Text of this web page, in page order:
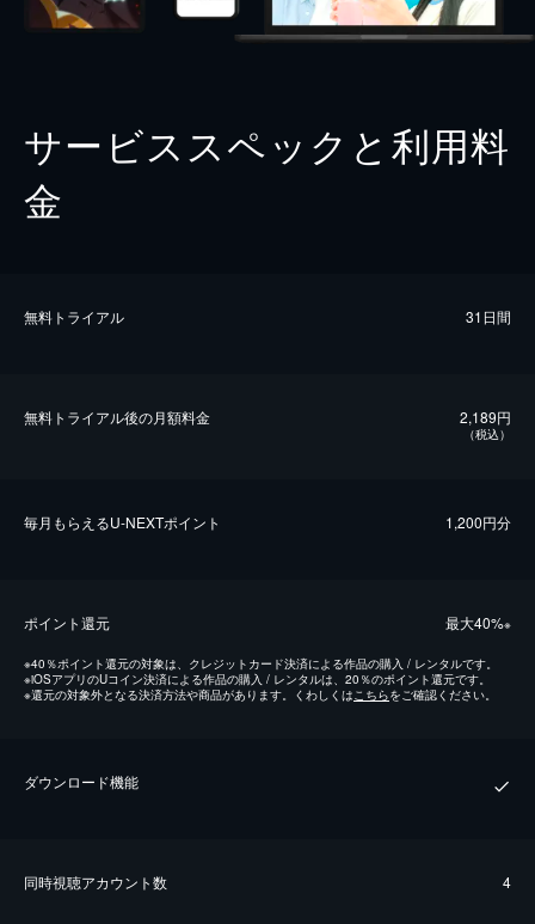
サービススペックと利用料
金
無料トライアル 31日間
無料トライアル後の⽉額料金 2,189円
（税込）
毎⽉もらえるU-NEXTポイント 1,200円分
ポイント還元 最⼤40%※
※40％ポイント還元の対象は、クレジットカード決済による作品の購入 / レンタルです。
※iOSアプリのUコイン決済による作品の購入 / レンタルは、20％のポイント還元です。
※還元の対象外となる決済方法や商品があります。くわしくはこちらをご確認ください。
ダウンロード機能
同時視聴アカウント数 4